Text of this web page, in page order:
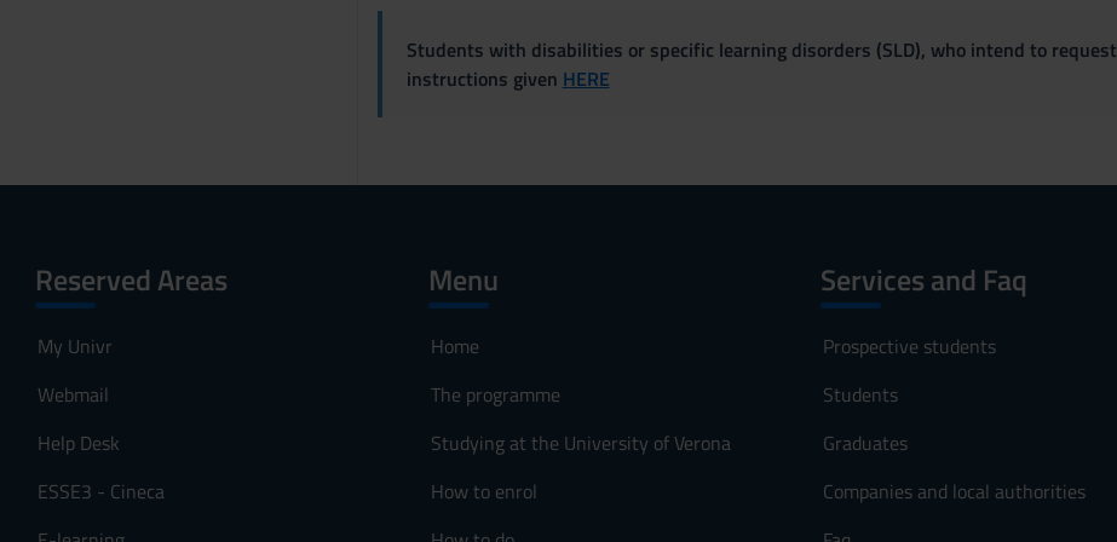
Students with disabilities or specific learning disorders (SLD), who intend to
instructions given HERE
Reserved Areas
My Univr
Webmail
Help Desk
ESSE3 - Cineca
Menu
Home
The programme
Studying at the University of Verona
How to enrol
Services and Faq
Prospective students
Students
Graduates
Companies and local authorities